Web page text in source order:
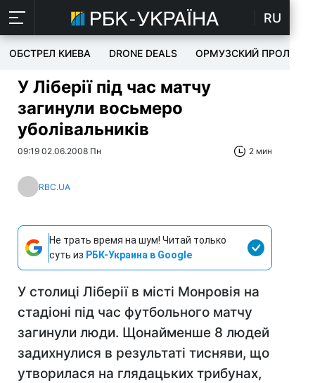
RU
ОБСТРЕЛ КИЕВА DRONE DEALS ОРМУЗСКИЙ ПРОЛИВ
У Ліберії під час матчу
загинули восьмеро
уболівальників
09:19 02.06.2008 Пн 2 мин
RBC.UA
Не трать время на шум! Читай только
суть из РБК-Украина в Google
У столиці Ліберії в місті Монровія на
стадіоні під час футбольного матчу
загинули люди. Щонайменше 8 людей
задихнулися в результаті тисняви, що
утворилася на глядацьких трибунах,